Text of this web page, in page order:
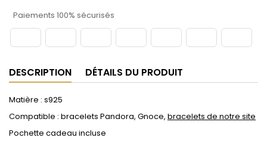
Paiements 100% sécurisés
DESCRIPTION DÉTAILS DU PRODUIT
Matière : s925
Compatible : bracelets Pandora, Gnoce, bracelets de notre site
Pochette cadeau incluse